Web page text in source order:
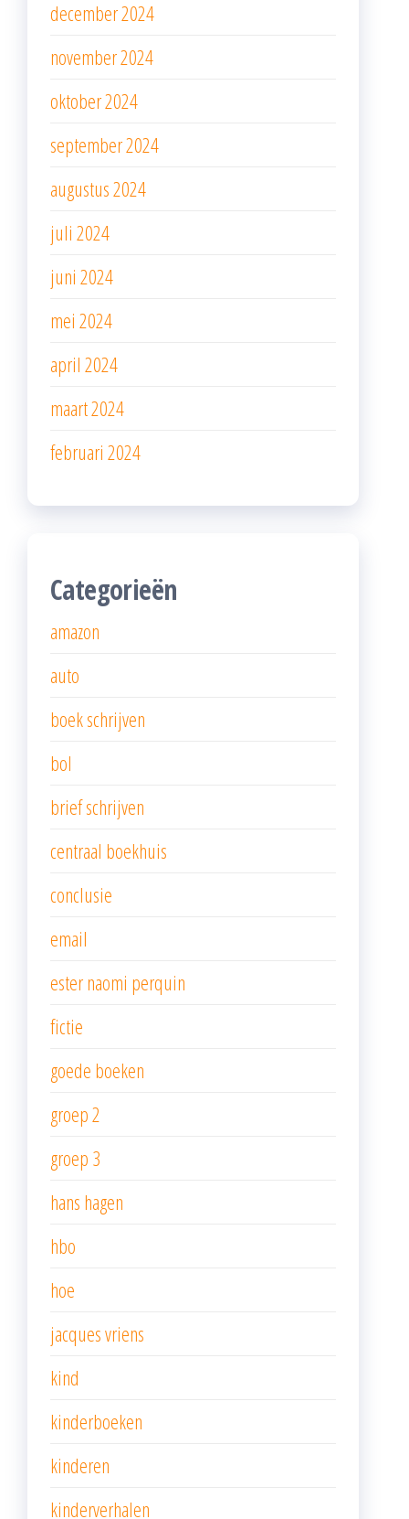
december 2024
november 2024
oktober 2024
september 2024
augustus 2024
juli 2024
juni 2024
mei 2024
april 2024
maart 2024
februari 2024
Categorieën
amazon
auto
boek schrijven
bol
brief schrijven
centraal boekhuis
conclusie
email
ester naomi perquin
fictie
goede boeken
groep 2
groep 3
hans hagen
hbo
hoe
jacques vriens
kind
kinderboeken
kinderen
kinderverhalen